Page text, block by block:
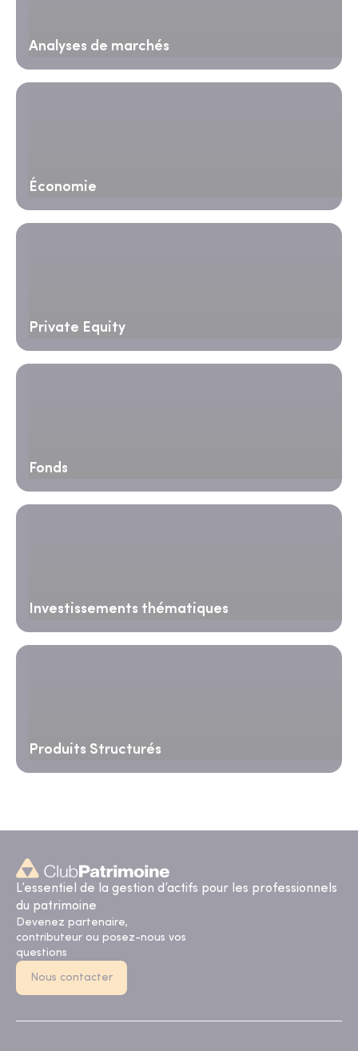
Analyses de marchés
Économie
Private Equity
Fonds
Investissements thématiques
Produits Structurés
L’essentiel de la gestion d’actifs pour les professionnels
du patrimoine
Devenez partenaire,
contributeur ou posez-nous vos
questions
Nous contacter